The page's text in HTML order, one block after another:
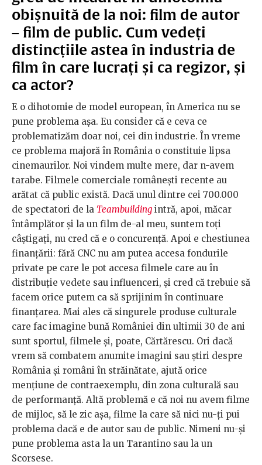
obișnuită de la noi: film de autor
– film de public. Cum vedeți
distincțiile astea în industria de
film în care lucrați și ca regizor, și
ca actor?
E o dihotomie de model european, în America nu se
pune problema așa. Eu consider că e ceva ce
problematizăm doar noi, cei din industrie. În vreme
ce problema majoră în România o constituie lipsa
cinemaurilor. Noi vindem multe mere, dar n-avem
tarabe. Filmele comerciale românești recente au
arătat că public există. Dacă unul dintre cei 700.000
de spectatori de la Teambuilding intră, apoi, măcar
întâmplător și la un film de-al meu, suntem toți
câștigați, nu cred că e o concurență. Apoi e chestiunea
finanțării: fără CNC nu am putea accesa fondurile
private pe care le pot accesa filmele care au în
distribuție vedete sau influenceri, și cred că trebuie să
facem orice putem ca să sprijinim în continuare
finanțarea. Mai ales că singurele produse culturale
care fac imagine bună României din ultimii 30 de ani
sunt sportul, filmele și, poate, Cărtărescu. Ori dacă
vrem să combatem anumite imagini sau știri despre
România și români în străinătate, ajută orice
mențiune de contraexemplu, din zona culturală sau
de performanță. Altă problemă e că noi nu avem filme
de mijloc, să le zic așa, filme la care să nici nu-ți pui
problema dacă e de autor sau de public. Nimeni nu-și
pune problema asta la un Tarantino sau la un
Scorsese.